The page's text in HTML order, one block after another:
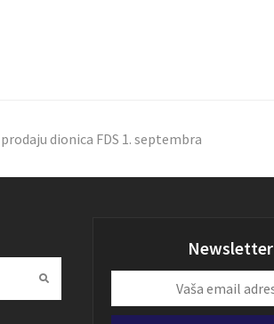
dionica FDS 1. septembra
Submit
Newsletter
email